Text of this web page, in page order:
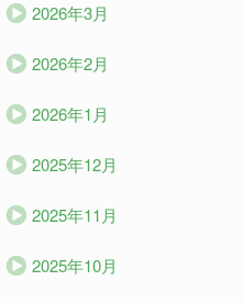
2026年3月
2026年2月
2026年1月
2025年12月
2025年11月
2025年10月